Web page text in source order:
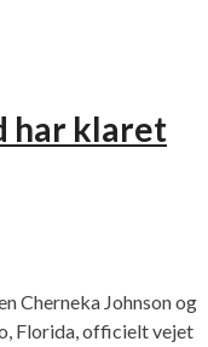
har klaret
Cherneka Johnson og
Florida, officielt vejet